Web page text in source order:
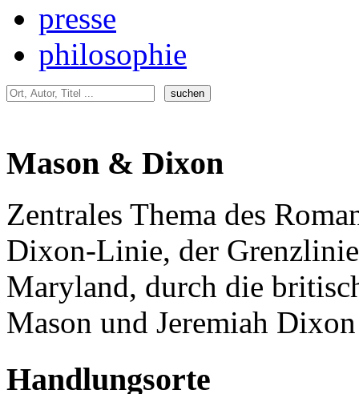
presse
philosophie
Mason & Dixon
Zentrales Thema des
Dixon-Linie, der
Maryland, durch die
Mason und Jeremiah
Handlungsorte